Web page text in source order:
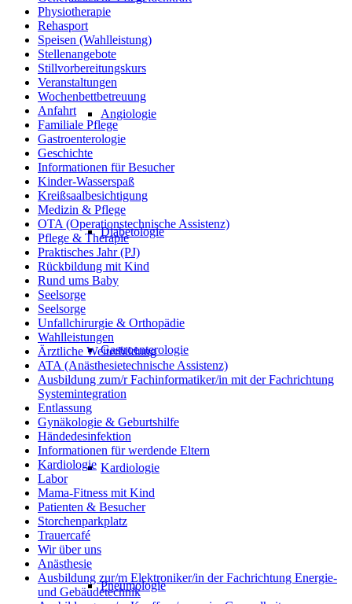
Angiologie
Diabetologie
Gastroenterologie
Kardiologie
Pneumologie
Physiotherapie
Rehasport
Speisen (Wahlleistung)
Stellenangebote
Stillvorbereitungskurs
Veranstaltungen
Wochenbettbetreuung
Anfahrt
Familiale Pflege
Gastroenterologie
Geschichte
Informationen für Besucher
Kinder-Wasserspaß
Kreißsaalbesichtigung
Medizin & Pflege
OTA (Operationstechnische Assistenz)
Pflege & Therapie
Praktisches Jahr (PJ)
Rückbildung mit Kind
Rund ums Baby
Seelsorge
Seelsorge
Unfallchirurgie & Orthopädie
Wahlleistungen
Ärztliche Weiterbildung
ATA (Anästhesietechnische Assistenz)
Ausbildung zum/r Fachinformatiker/in mit der Fachrichtung
Systemintegration
Entlassung
Gynäkologie & Geburtshilfe
Händedesinfektion
Informationen für werdende Eltern
Kardiologie
Labor
Mama-Fitness mit Kind
Patienten & Besucher
Storchenparkplatz
Trauercafé
Wir über uns
Anästhesie
Ausbildung zur/m Elektroniker/in der Fachrichtung Energie-
und Gebäudetechnik